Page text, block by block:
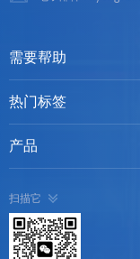
需要帮助
热门标签
产品
扫描它